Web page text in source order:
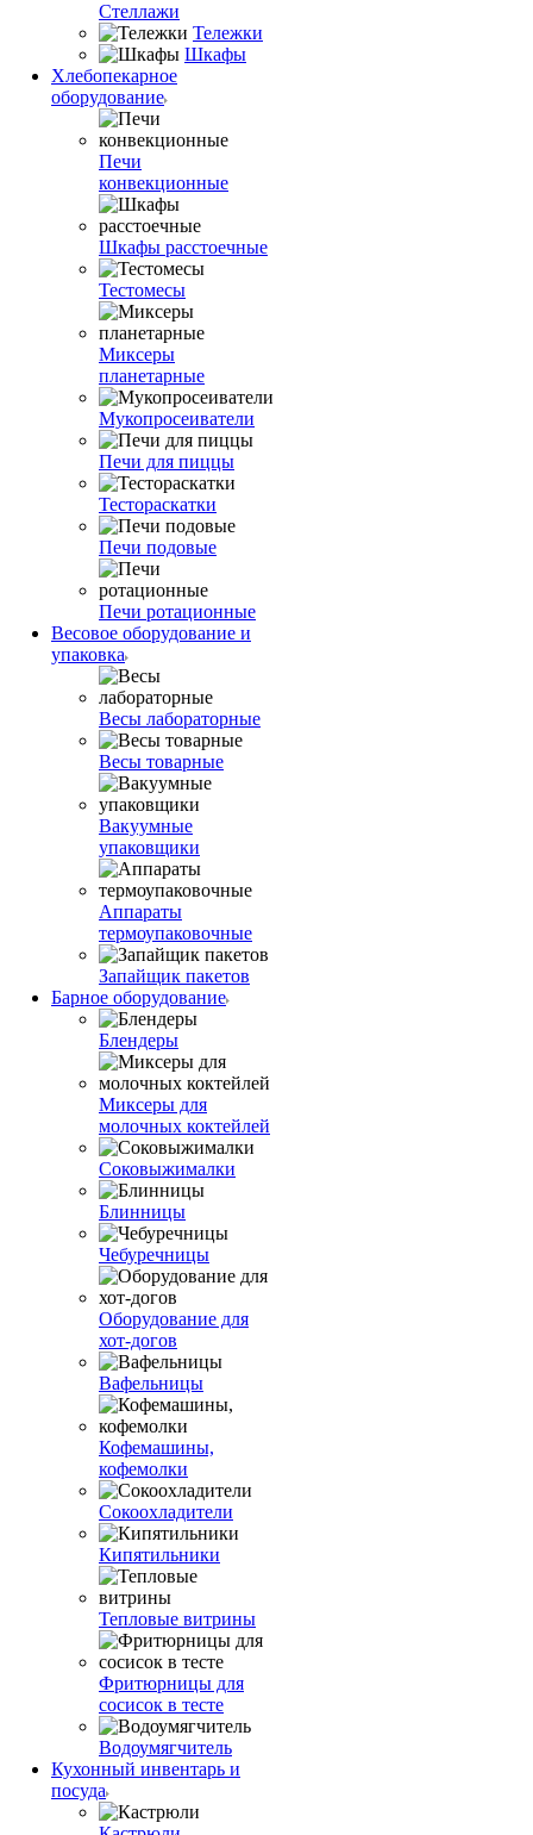
Стеллажи
Тележки
Шкафы
Хлебопекарное
оборудование
Печи
конвекционные
Шкафы расстоечные
Тестомесы
Миксеры
планетарные
Мукопросеиватели
Печи для пиццы
Тестораскатки
Печи подовые
Печи ротационные
Весовое оборудование и
упаковка
Весы лабораторные
Весы товарные
Вакуумные
упаковщики
Аппараты
термоупаковочные
Запайщик пакетов
Барное оборудование
Блендеры
Миксеры для
молочных коктейлей
Соковыжималки
Блинницы
Чебуречницы
Оборудование для
хот-догов
Вафельницы
Кофемашины,
кофемолки
Сокоохладители
Кипятильники
Тепловые витрины
Фритюрницы для
сосисок в тесте
Водоумягчитель
Кухонный инвентарь и
посуда